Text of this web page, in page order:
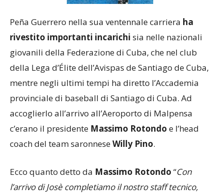
Peña Guerrero nella sua ventennale carriera ha
rivestito importanti incarichi sia nelle nazionali
giovanili della Federazione di Cuba, che nel club
della Lega d’Élite dell’Avispas de Santiago de Cuba,
mentre negli ultimi tempi ha diretto l’Accademia
provinciale di baseball di Santiago di Cuba. Ad
accoglierlo all’arrivo all’Aeroporto di Malpensa
c’erano il presidente Massimo Rotondo e l’head
coach del team saronneseWilly Pino.
Ecco quanto detto da Massimo Rotondo “Con
l’arrivo di Josè completiamo il nostro staff tecnico,